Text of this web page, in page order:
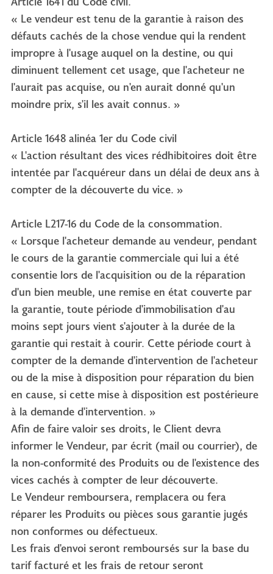
« Le vendeur est tenu de la garantie à raison des
défauts cachés de la chose vendue qui la rendent
impropre à l'usage auquel on la destine, ou qui
diminuent tellement cet usage, que l'acheteur ne
l'aurait pas acquise, ou n'en aurait donné qu'un
moindre prix, s'il les avait connus. »
Article 1648 alinéa 1er du Code civil
« L'action résultant des vices rédhibitoires doit être
intentée par l'acquéreur dans un délai de deux ans à
compter de la découverte du vice. »
Article L217-16 du Code de la consommation.
« Lorsque l'acheteur demande au vendeur, pendant
le cours de la garantie commerciale qui lui a été
consentie lors de l'acquisition ou de la réparation
d'un bien meuble, une remise en état couverte par
la garantie, toute période d'immobilisation d'au
moins sept jours vient s'ajouter à la durée de la
garantie qui restait à courir. Cette période court à
compter de la demande d'intervention de l'acheteur
ou de la mise à disposition pour réparation du bien
en cause, si cette mise à disposition est postérieure
à la demande d'intervention. »
Afin de faire valoir ses droits, le Client devra
informer le Vendeur, par écrit (mail ou courrier), de
la non-conformité des Produits ou de l'existence des
vices cachés à compter de leur découverte.
Le Vendeur remboursera, remplacera ou fera
réparer les Produits ou pièces sous garantie jugés
non conformes ou défectueux.
Les frais d'envoi seront remboursés sur la base du
tarif facturé et les frais de retour seront